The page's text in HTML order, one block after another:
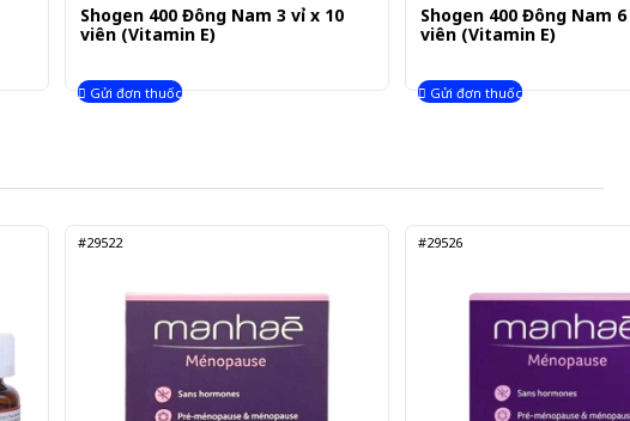
Shogen 400 Đông Nam 3 vỉ x 10
viên (Vitamin E)
Gửi đơn thuốc
Shogen 400 Đông Nam
viên (Vitamin E)
Gửi đơn thuốc
#29522 #29526